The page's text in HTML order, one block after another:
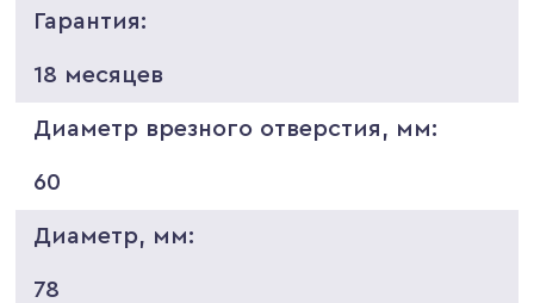
Гарантия:
18 месяцев
Диаметр врезного отверстия, мм:
60
Диаметр, мм:
78